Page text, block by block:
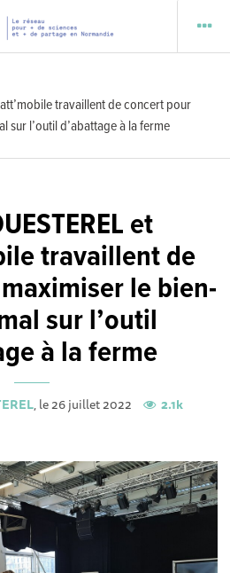
travaillent de concert pour
sur l’outil d’abattage à la ferme
et
travaillent de
le bien-
sur l’outil
à la ferme
, le 26 juillet 2022 2.1k